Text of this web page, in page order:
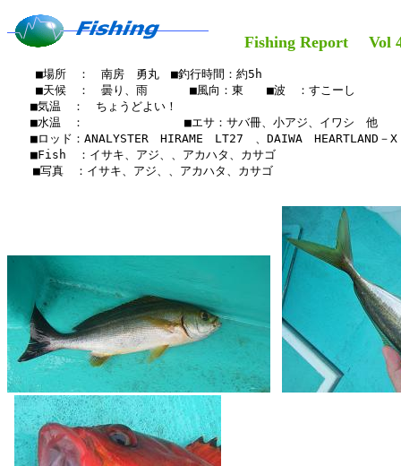
Fishing Report Vol
    ■場所　：　南房　勇丸　■釣行時間：約5h
    ■天候　：　曇り、雨　　 　■風向：東　　■波　：すこーし
■気温　：　ちょうどよい！
■水温　：　　　　　 　　　■エサ：サバ冊、小アジ、イワシ　他
■ロッド：ANALYSTER　HIRAME　LT27　、DAIWA　
■Fish　：イサキ、アジ、、アカハタ、カサゴ
  　■写真　：イサキ、アジ、、アカハタ、カサゴ